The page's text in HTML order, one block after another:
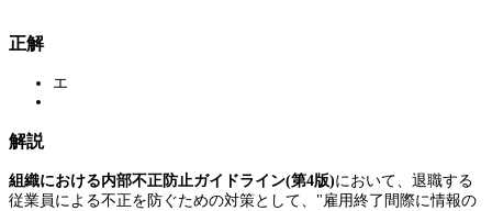
正解
エ
解説
組織における内部不正防止ガイドライン(第4版)において、退職する
従業員による不正を防ぐための対策として、"雇用終了間際に情報の